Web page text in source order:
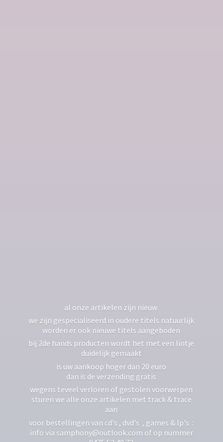
al onze artikelen zijn nieuw
we zijn gespecialiseerd in oudere titels natuurlijk
worden er ook nieuwe titels aangeboden
bij 2de hands producten wordt het met een lintje
duidelijk gemaakt
is uw aankoop hoger dan 20 euro
dan is de verzending gratis
wegens teveel verloren of gestolen voorwerpen
sturen we alle onze artikelen met track & trace
aan
voor bestellingen van cd's , dvd's , games & lp's :
info via samphony@outlook.com of op nummer